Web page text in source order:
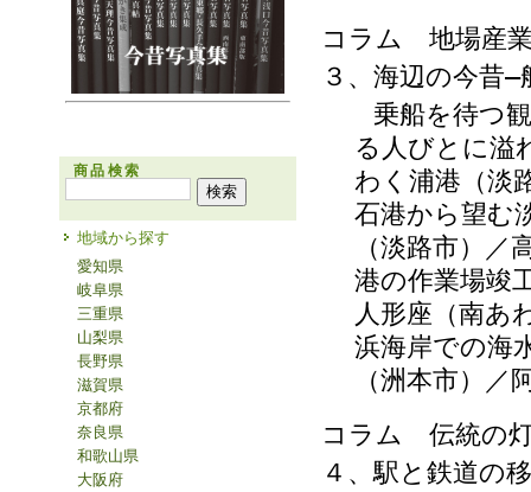
商品検索
地域から探す
愛知県
岐阜県
三重県
山梨県
長野県
滋賀県
京都府
奈良県
和歌山県
大阪府
コラム 地場産
３、海辺の今昔
乗船を待つ観
る人びとに溢
わく浦港（淡
石港から望む
（淡路市）
港の作業場竣
人形座（南あ
浜海岸での海
（洲本市）
コラム 伝統の
４、駅と鉄道の